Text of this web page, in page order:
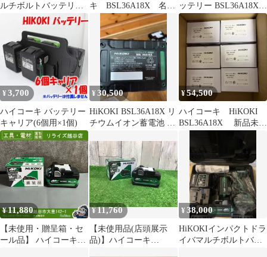
ルチボルトバッテリ
ー BSL36A18X 2点セ
キ BSL36A18X 名前
シール 18枚セット 純
正ロゴ不可
ッテリー BSL36A18X純
正品 3個セット
¥3,700
ハイコーキ バッテリー
キャリア(6個用×1個)
¥30,500
HiKOKI BSL36A18X リ
チウムイオン蓄電池 3
¥54,500
ハイコーキ HiKOKI
BSL36A18X 新品未使
¥11,880
【未使用・贈呈箱・セ
ール品】 ハイコーキ
¥11,760
【未使用品(店頭展示
品)】ハイコーキ
¥38,000
HiKOKIインパクトドラ
イバマルチボルトバッ